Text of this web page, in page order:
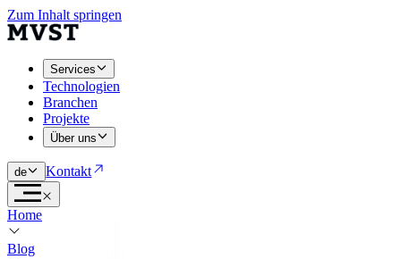
Zum Inhalt springen
Services
Technologien
Branchen
Projekte
Über uns
de Kontakt
Home
Blog